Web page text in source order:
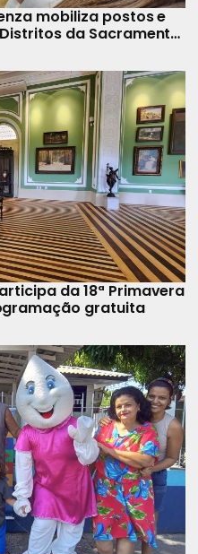
mobiliza postos e
da Sacramenta
da 18ª Primavera
gratuita